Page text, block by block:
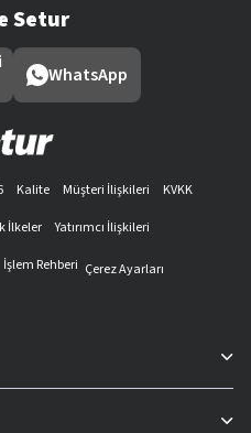
Setur
WhatsApp
Kalite Müşteri İlişkileri
KVKK
İlkeler
Yatırımcı İlişkileri
İşlem Rehberi Çerez Ayarları